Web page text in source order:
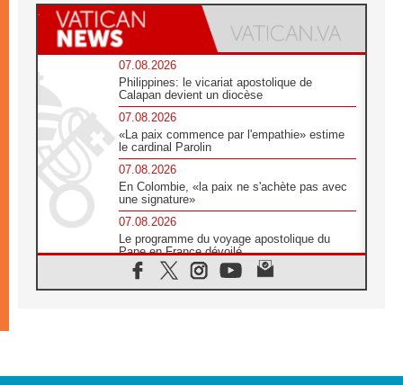
07.08.2026
Philippines: le vicariat apostolique de
Calapan devient un diocèse
07.08.2026
«La paix commence par l'empathie» estime
le cardinal Parolin
07.08.2026
En Colombie, «la paix ne s'achète pas avec
une signature»
07.08.2026
Le programme du voyage apostolique du
Pape en France dévoilé
07.08.2026
1ère Conférence continentale sur l'éducation
07.08.2026